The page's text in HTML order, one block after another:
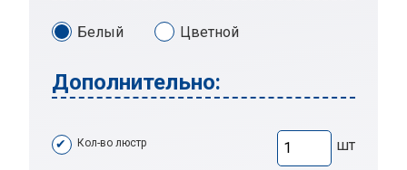
Белый Цветной
Дополнительно:
Кол-во люстр шт